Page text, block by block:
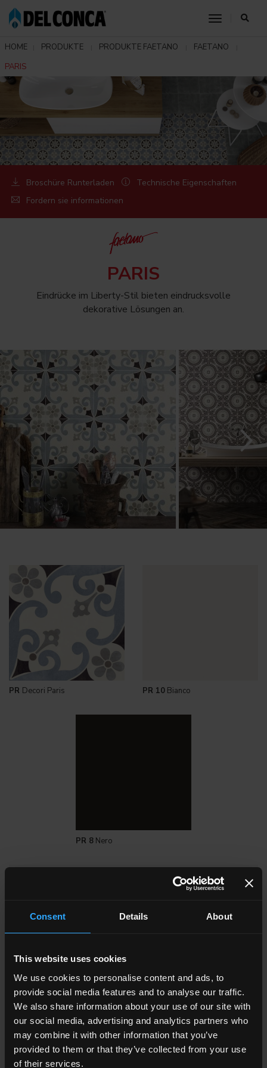
Consent Details About
This website uses cookies
We use cookies to personalise content and ads, to
provide social media features and to analyse our traffic.
We also share information about your use of our site with
our social media, advertising and analytics partners who
may combine it with other information that you’ve
provided to them or that they’ve collected from your use
of their services.
toggle
HOME PRODUKTE PRODUKTE FAETANO
FAETANO
PARIS
Broschüre Runterladen
Technische Eigenschaften
Fordern sie informationen
PARIS
Eindrücke im Liberty-Stil bieten eindrucksvolle
dekorative Lösungen an.
PR Decori Paris PR 10 Bianco
PR 8 Nero
PR
Glasiertes feinsteinzeug
Gruppo Bla UNI EN 14411_G
MODERATE
8,5 mm
UNI EN ISO 10545.12: